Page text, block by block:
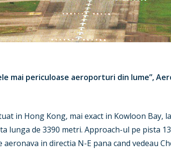
mai periculoase aeroporturi din lume”,
in Hong Kong, mai exact in Kowloon Bay,
lunga de 3390 metri. Approach-ul pe pista
in directia N-E pana cand vedeau